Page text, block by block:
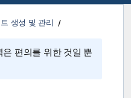
생성 및 관리
편의를 위한 것일 뿐